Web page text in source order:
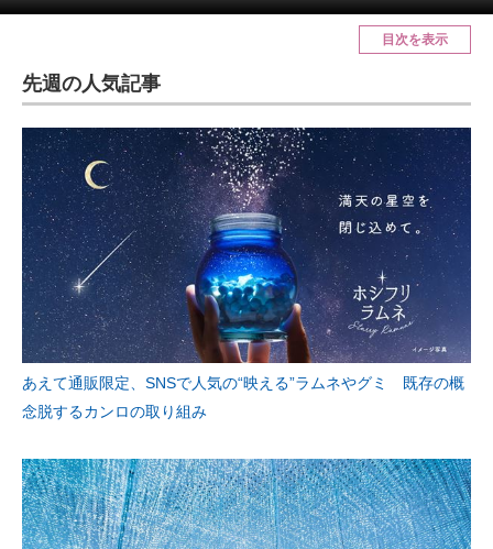
注目記事を集めた総合ページ
進化するPCとデバイスの未来
好きが集まる 比べて選べる
ビジネスと働き方のヒント
AI活用のいまが分かる
企業ITのトレンドを詳説
ITエンジニア向け専門サイト
企業向けIT製品の総合サイト
目次を表示
先週の人気記事
あえて通販限定、SNSで人気の“映える”ラムネやグミ 既存の概
念脱するカンロの取り組み